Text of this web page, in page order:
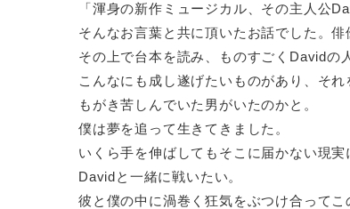
「渾身の新作ミュージカル、その主人公
そんなお言葉と共に頂いたお話でした。
その上で台本を読み、ものすごくDavidの
こんなにも成し遂げたいものがあり、それ
もがき苦しんでいた男がいたのかと。
僕は夢を追って生きてきました。
いくら手を伸ばしてもそこに届かない現実
Davidと一緒に戦いたい。
彼と僕の中に渦巻く狂気をぶつけ合ってこ